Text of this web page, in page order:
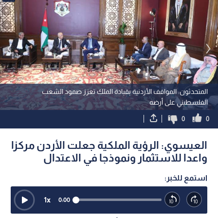
المتحدثون: المواقف الأردنية بقيادة الملك تعزز صمود الشعب
الفلسطيني على أرضه
0
0
العيسوي: الرؤية الملكية جعلت الأردن مركزا
واعدا للاستثمار ونموذجا في الاعتدال
استمع للخبر:
0:00
1x